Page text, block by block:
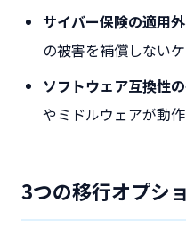
サイバー保険の適用外
の被害を補償しない
ソフトウェア互換性
やミドルウェアが動
3つの移行オプシ